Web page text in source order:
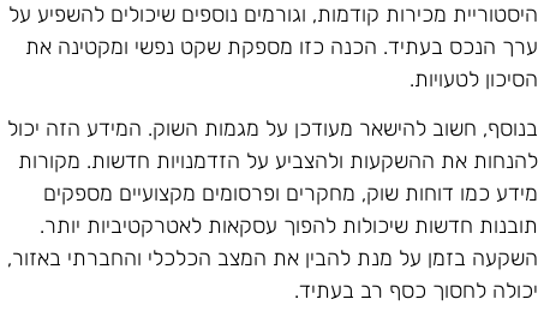
מכירות קודמות, וגורמים נוספים שיכולים להשפיע על
הנכס בעתיד. הכנה כזו מספקת שקט נפשי ומקטינה את
לטעויות.
חשוב להישאר מעודכן על מגמות השוק. המידע הזה יכול
את ההשקעות ולהצביע על הזדמנויות חדשות. מקורות
כמו דוחות שוק, מחקרים ופרסומים מקצועיים מספקים
חדשות שיכולות להפוך עסקאות לאטרקטיביות יותר.
בזמן על מנת להבין את המצב הכלכלי והחברתי באזור,
לחסוך כסף רב בעתיד.